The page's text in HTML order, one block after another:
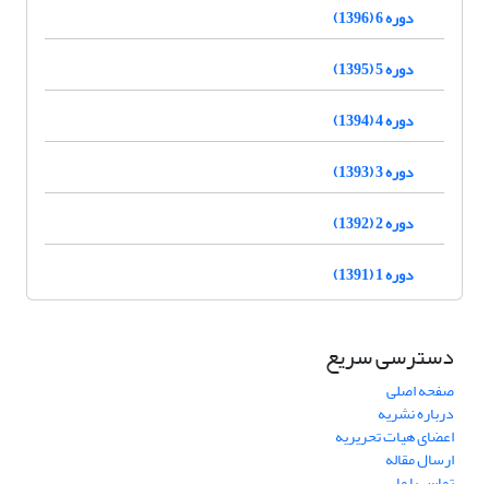
دوره 6 (1396)
دوره 5 (1395)
دوره 4 (1394)
دوره 3 (1393)
دوره 2 (1392)
دوره 1 (1391)
دسترسی سریع
صفحه اصلی
درباره نشریه
اعضای هیات تحریریه
ارسال مقاله